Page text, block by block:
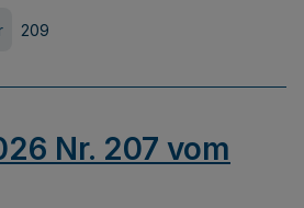
209
Nr. 207 vom